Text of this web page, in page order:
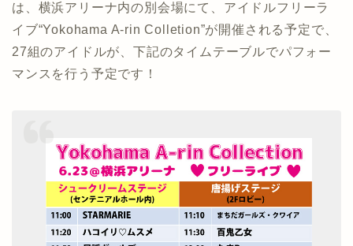
は、横浜アリーナ内の別会場にて、アイドルフリーラ
イブ“Yokohama A-rin Colletion”が開催される予定で、
27組のアイドルが、下記のタイムテーブルでパフォー
マンスを行う予定です！